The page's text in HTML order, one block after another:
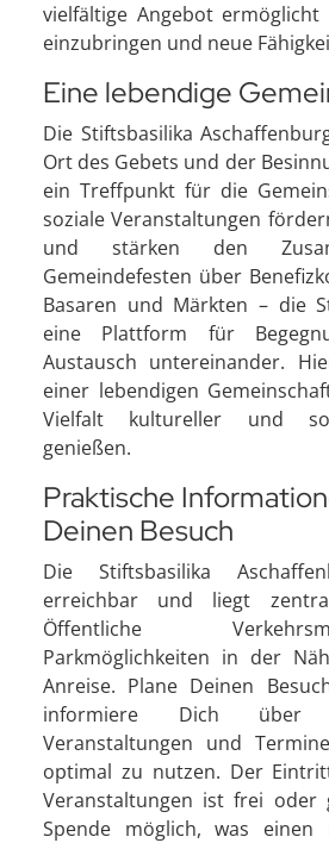
vielfältige Angebot
einzubringen und neue
Eine lebendige
Die Stiftsbasilika
Ort des Gebets und der
ein Treffpunkt für die
soziale Veranstaltungen
und stärken den
Gemeindefesten über
Basaren und Märkten – die
eine Plattform für
Austausch untereinander.
einer lebendigen
Vielfalt kultureller und
genießen.
Praktische
Deinen Besuch
Die Stiftsbasilika
erreichbar und liegt
Öffentliche
Parkmöglichkeiten in der
Anreise. Plane Deinen
informiere Dich über
Veranstaltungen und
optimal zu nutzen. Der
Veranstaltungen ist frei oder
Spende möglich, was einen